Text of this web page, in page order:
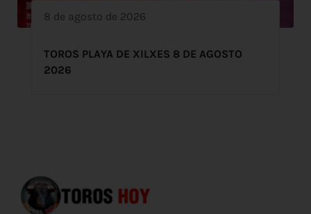
8 de agosto de 2026
TOROS PLAYA DE XILXES 8 DE AGOSTO
2026